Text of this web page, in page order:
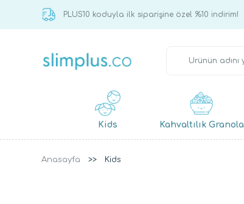
PLUS10 koduyla ilk siparişine özel %10 indirim!
Kids Kahvaltılık Granola
Anasayfa Kids